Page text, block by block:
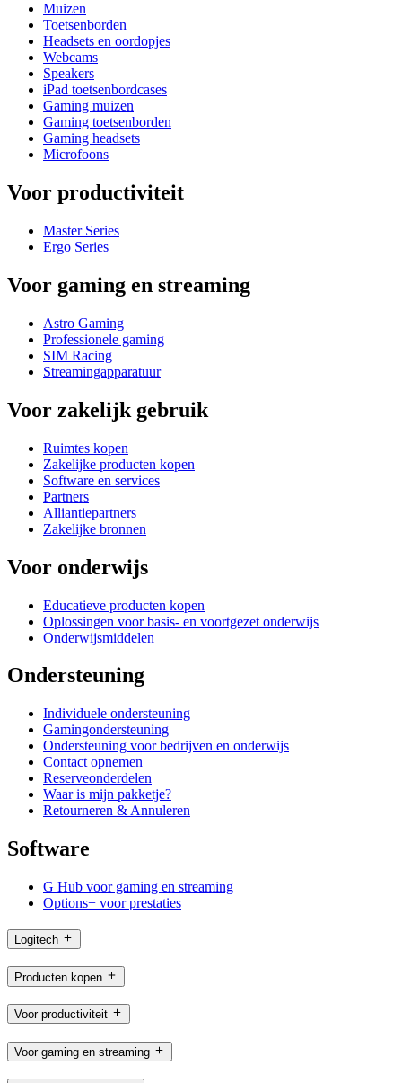
Muizen
Toetsenborden
Headsets en oordopjes
Webcams
Speakers
iPad toetsenbordcases
Gaming muizen
Gaming toetsenborden
Gaming headsets
Microfoons
Voor productiviteit
Master Series
Ergo Series
Voor gaming en streaming
Astro Gaming
Professionele gaming
SIM Racing
Streamingapparatuur
Voor zakelijk gebruik
Ruimtes kopen
Zakelijke producten kopen
Software en services
Partners
Alliantiepartners
Zakelijke bronnen
Voor onderwijs
Educatieve producten kopen
Oplossingen voor basis- en voortgezet onderwijs
Onderwijsmiddelen
Ondersteuning
Individuele ondersteuning
Gamingondersteuning
Ondersteuning voor bedrijven en onderwijs
Contact opnemen
Reserveonderdelen
Waar is mijn pakketje?
Retourneren & Annuleren
Software
G Hub voor gaming en streaming
Options+ voor prestaties
Logitech
Producten kopen
Voor productiviteit
Voor gaming en streaming